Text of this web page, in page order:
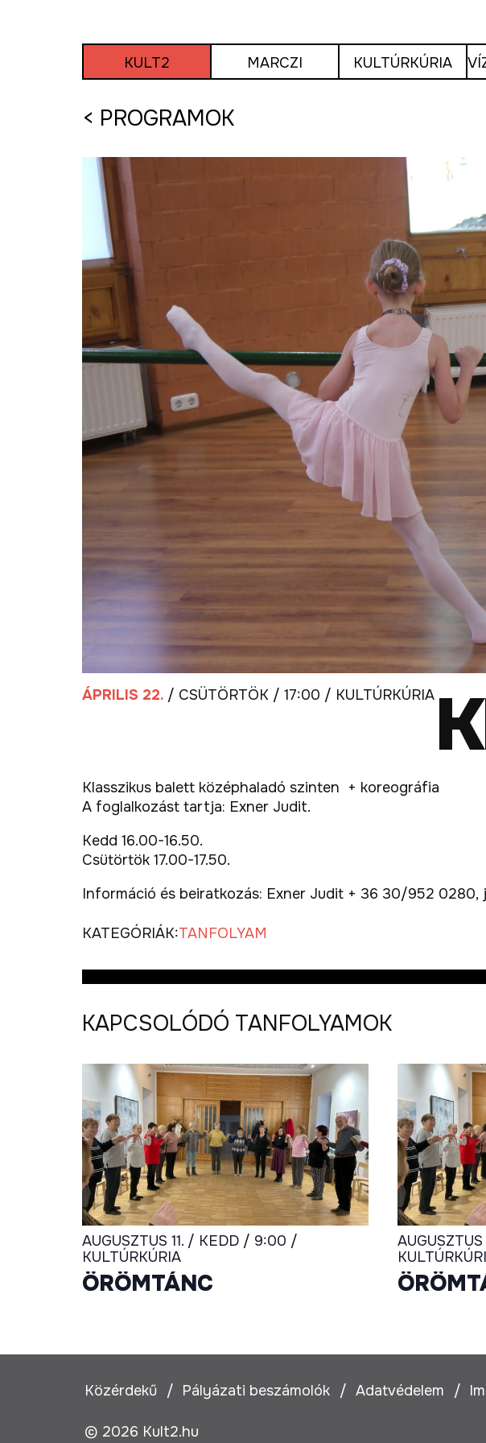
KULT2 MARCZI KULTÚRKÚRIA
< PROGRAMOK
ÁPRILIS 22. / CSÜTÖRTÖK / 17:00 / KULTÚRKÚRIA
Klasszikus balett középhaladó szinten + koreográfia
A foglalkozást tartja: Exner Judit.
Kedd 16.00-16.50.
Csütörtök 17.00-17.50.
Információ és beiratkozás: Exner Judit + 36 30/952 0280,
KATEGÓRIÁK:TANFOLYAM
KAPCSOLÓDÓ TANFOLYAMOK
AUGUSZTUS 11. / KEDD / 9:00 /
KULTÚRKÚRIA
ÖRÖMTÁNC
Közérdekű Pályázati beszámolók Adatvédelem
© 2026 Kult2.hu